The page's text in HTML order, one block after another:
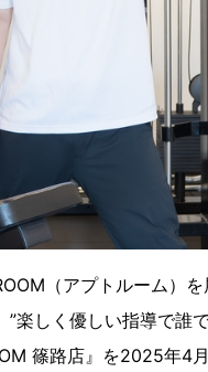
（アプトルーム）
楽しく優しい指導で誰
篠路店』を2025年4